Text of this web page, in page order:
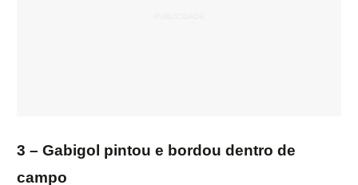
3 – Gabigol pintou e bordou dentro de
campo